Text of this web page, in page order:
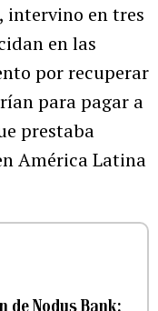
intervino en tres
en las
por recuperar
para pagar a
prestaba
América Latina
de Nodus Bank: